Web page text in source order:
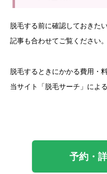
脱毛する前に確認しておきた
記事も合わせてご覧ください。
脱毛するときにかかる費用・
当サイト「脱毛サーチ」によ
予約・